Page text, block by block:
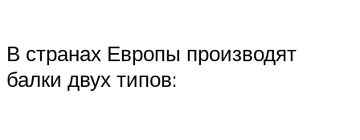
В странах Европы производят
балки двух типов: